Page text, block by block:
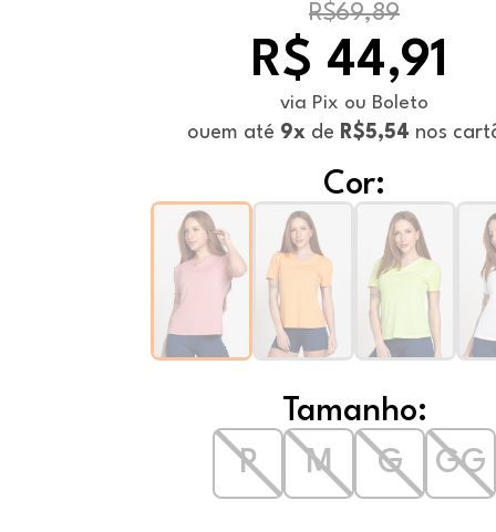
R$69,89
R$ 44,91
via Pix ou Boleto
ouem até 9xde R$5,54 nos
Cor:
Tamanho:
P
M G GG